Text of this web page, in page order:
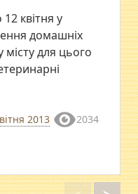
квітня у
домашніх
місту для цього
2013 2034